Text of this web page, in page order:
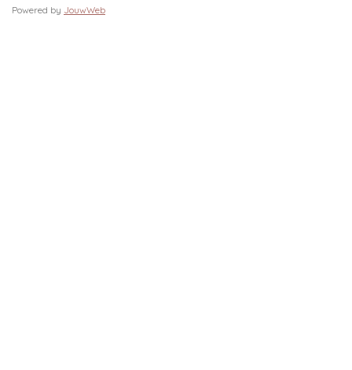
Powered by JouwWeb